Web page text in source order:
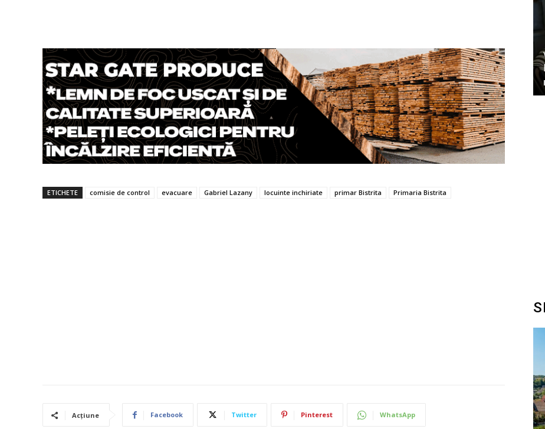
ETICHETE comisie de control evacuare Gabriel Lazany locuinte inchiriate primar Bistrita Primaria Bistrita
Acțiune Facebook Twitter Pinterest WhatsApp